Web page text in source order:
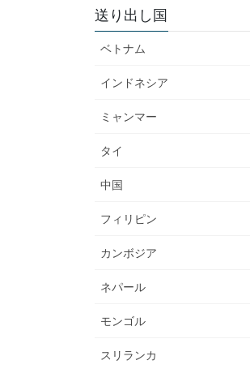
送り出し国
ベトナム
インドネシア
ミャンマー
タイ
中国
フィリピン
カンボジア
ネパール
モンゴル
スリランカ